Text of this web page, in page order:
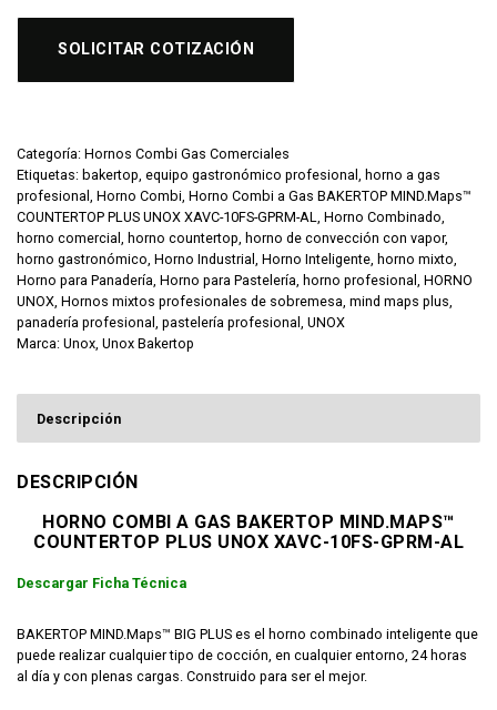
SOLICITAR COTIZACIÓN
Categoría: Hornos Combi Gas Comerciales
Etiquetas: bakertop, equipo gastronómico profesional , horno a gas
profesional , Horno Combi, Horno Combi a Gas BAKERTOP MIND.Maps™
COUNTERTOP PLUS UNOX XAVC-10FS-GPRM-AL, Horno Combinado,
horno comercial , horno countertop, horno de convección con vapor,
horno gastronómico, Horno Industrial , Horno Inteligente, horno mixto,
Horno para Panadería, Horno para Pastelería, horno profesional , HORNO
UNOX, Hornos mixtos profesionales de sobremesa, mind maps plus,
panadería profesional , pastelería profesional , UNOX
Marca: Unox, Unox Bakertop
Descripción
DESCRIPCIÓN
HORNO COMBI A GAS BAKERTOP MIND.MAPS™
COUNTERTOP PLUS UNOX XAVC-10FS-GPRM-AL
Descargar Ficha Técnica
BAKERTOP MIND.Maps™ BIG PLUS es el horno combinado inteligente que
puede realizar cualquier tipo de cocción, en cualquier entorno, 24 horas
al día y con plenas cargas. Construido para ser el mejor.